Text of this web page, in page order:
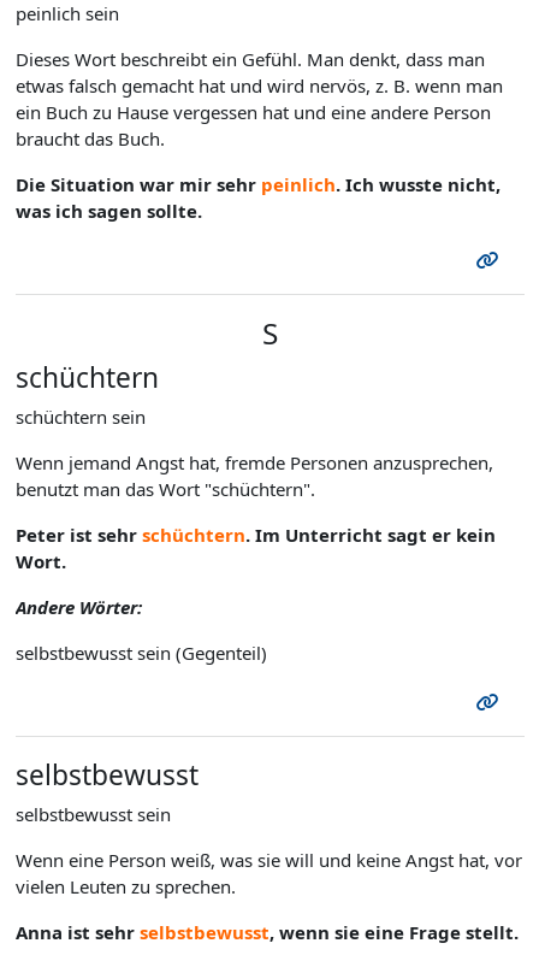
peinlich sein
Dieses Wort beschreibt ein Gefühl. Man denkt, dass man
etwas falsch gemacht hat und wird nervös, z. B. wenn man
ein Buch zu Hause vergessen hat und eine andere Person
braucht das Buch.
Die Situation war mir sehr peinlich. Ich wusste nicht,
was ich sagen sollte.
S
schüchtern
schüchtern sein
Wenn jemand Angst hat, fremde Personen anzusprechen,
benutzt man das Wort "schüchtern".
Peter ist sehr schüchtern. Im Unterricht sagt er kein
Wort.
Andere Wörter:
selbstbewusst sein (Gegenteil)
selbstbewusst
selbstbewusst sein
Wenn eine Person weiß, was sie will und keine Angst hat, vor
vielen Leuten zu sprechen.
Anna ist sehr selbstbewusst, wenn sie eine Frage stellt.